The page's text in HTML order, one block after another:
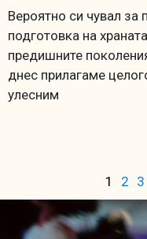
Вероятно си чувал за
подготовка на
предишните
днес прилагаме
улесним
1 2 3